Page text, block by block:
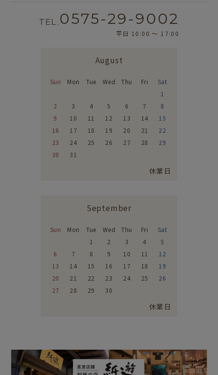
TEL. 0575-29-9002
平日 10:00 〜 17:00
August
Sun Mon Tue Wed Thu Fri
Sat
1
2
3 4 5 6 7
8
9
10 11 12 13 14
15
16
17 18 19 20 21
22
23
24 25 26 27 28
29
30
31
休業日
September
Sun Mon Tue Wed Thu Fri
Sat
1
2 3 4
5
6
7 8 9 10 11
12
13
14 15 16 17 18
19
20
21 22 23 24 25
26
27
28 29 30
休業日